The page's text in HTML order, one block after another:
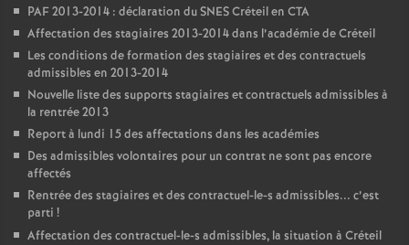
PAF2013-2014 : déclaration duSNESCréteil en CTA
Affectation des stagiaires 2013-2014 dans l’académie de Créteil
Les conditions de formation des stagiaires et des contractuels
admissibles en 2013-2014
Nouvelle liste des supports stagiaires et contractuels admissibles à
la rentrée 2013
Report à lundi 15 des affectations dans les académies
Des admissibles volontaires pour un contrat ne sont pas encore
affectés
Rentrée des stagiaires et des contractuel-le-s admissibles... c’est
parti !
Affectation des contractuel-le-s admissibles, la situation à Créteil